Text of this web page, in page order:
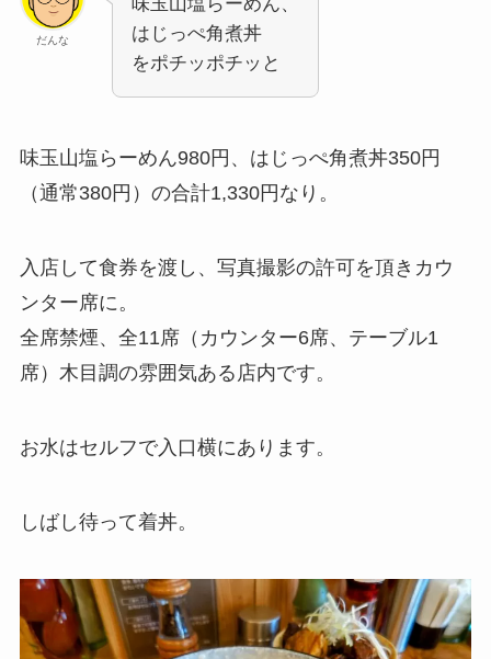
だんな
はじっぺ角煮丼
をポチッポチッと
味玉山塩らーめん980円、はじっぺ角煮丼350円
（通常380円）の合計1,330円なり。
入店して食券を渡し、写真撮影の許可を頂きカウ
ンター席に。
全席禁煙、全11席（カウンター6席、テーブル1
席）木目調の雰囲気ある店内です。
お水はセルフで入口横にあります。
しばし待って着丼。